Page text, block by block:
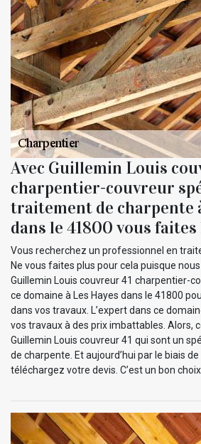
Avec Guillemin Louis
charpentier-couvreur
traitement de charpente
dans le 41800 vous
Vous recherchez un professionnel en
Ne vous faites plus pour cela puisque
Guillemin Louis couvreur 41 charpentier-
ce domaine à Les Hayes dans le 41800
dans vos travaux. L’expert dans ce
vos travaux à des prix imbattables. Alors,
Guillemin Louis couvreur 41 qui sont un
de charpente. Et aujourd’hui par le biais
téléchargez votre devis. C’est un bon choix